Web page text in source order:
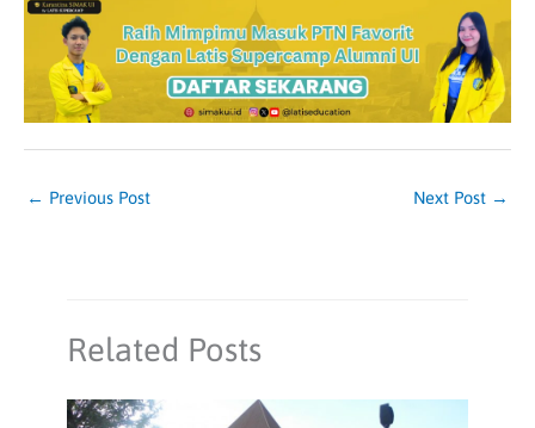
← Previous Post Next Post →
Related Posts